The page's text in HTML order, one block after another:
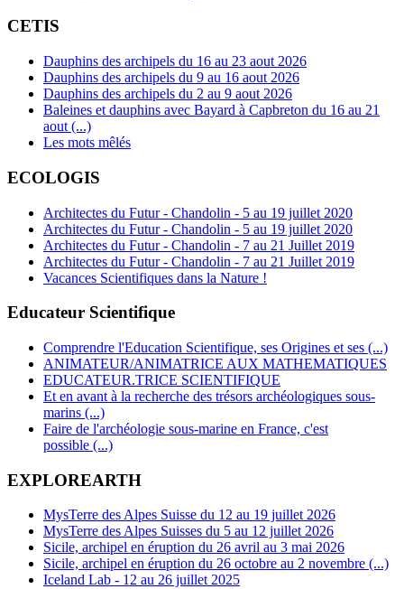
CETIS
Dauphins des archipels du 16 au 23 aout 2026
Dauphins des archipels du 9 au 16 aout 2026
Dauphins des archipels du 2 au 9 aout 2026
Baleines et dauphins avec Bayard à Capbreton du 16 au 21
aout (...)
Les mots mêlés
ECOLOGIS
Architectes du Futur - Chandolin - 5 au 19 juillet 2020
Architectes du Futur - Chandolin - 5 au 19 juillet 2020
Architectes du Futur - Chandolin - 7 au 21 Juillet 2019
Architectes du Futur - Chandolin - 7 au 21 Juillet 2019
Vacances Scientifiques dans la Nature !
Educateur Scientifique
Comprendre l'Education Scientifique, ses Origines et ses (...)
ANIMATEUR/ANIMATRICE AUX MATHEMATIQUES
EDUCATEUR.TRICE SCIENTIFIQUE
Et en avant à la recherche des trésors archéologiques sous-
marins (...)
Faire de l'archéologie sous-marine en France, c'est
possible (...)
EXPLOREARTH
MysTerre des Alpes Suisse du 12 au 19 juillet 2026
MysTerre des Alpes Suisses du 5 au 12 juillet 2026
Sicile, archipel en éruption du 26 avril au 3 mai 2026
Sicile, archipel en éruption du 26 octobre au 2 novembre (...)
Iceland Lab - 12 au 26 juillet 2025